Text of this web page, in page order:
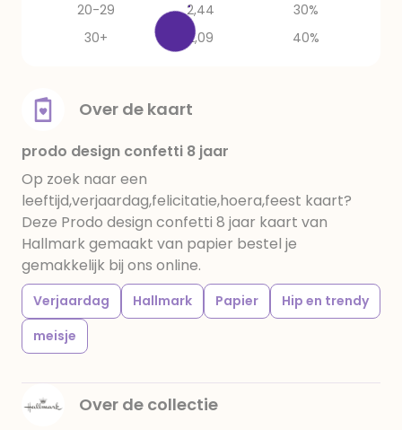
20-29
2,44
30%
30+
2,09 40%
Over de kaart
prodo design confetti 8 jaar
Op zoek naar een
leeftijd,verjaardag,felicitatie,hoera,feest kaart?
Deze Prodo design confetti 8 jaar kaart van
Hallmark gemaakt van papier bestel je
gemakkelijk bij ons online.
Verjaardag Hallmark Papier
Hip en trendy
meisje
Over de collectie